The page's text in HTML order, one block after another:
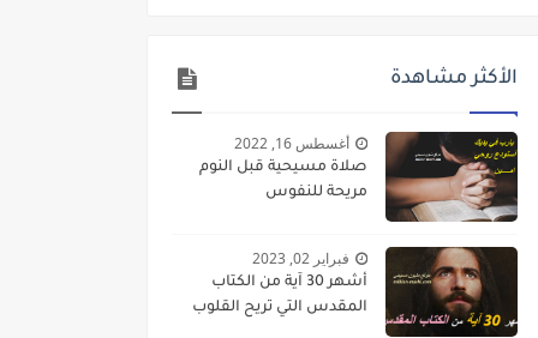
الأكثر مشاهدة
أغسطس 16, 2022
صلاة مسيحية قبل النوم
مريحة للنفوس
فبراير 02, 2023
أشهر 30 آية من الكتاب
المقدس التي تريح القلوب